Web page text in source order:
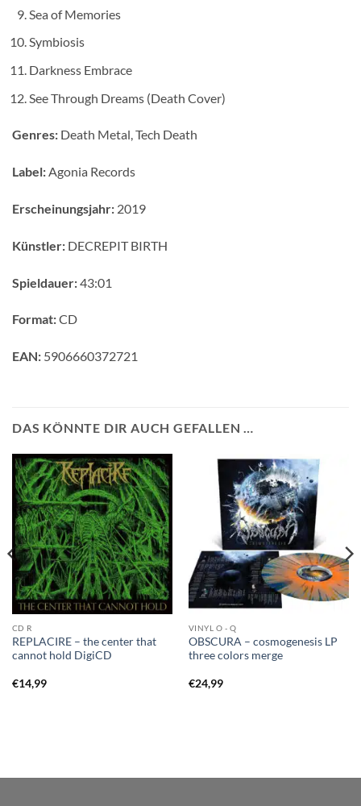
Sea of Memories
Symbiosis
Darkness Embrace
See Through Dreams (Death Cover)
Genres: Death Metal, Tech Death
Label:Agonia Records
Erscheinungsjahr: 2019
Künstler: DECREPIT BIRTH
Spieldauer:43:01
Format:CD
EAN: 5906660372721
DAS KÖNNTE DIR AUCH GEFALLEN …
CD R
REPLACIRE – the center that
cannot hold DigiCD
€14,99
VINYL O - Q
OBSCURA – cosmogenesis LP
three colors merge
€24,99